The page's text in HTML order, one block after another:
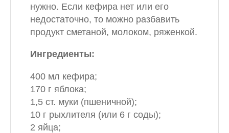
нужно. Если кефира нет или его
недостаточно, то можно разбавить
продукт сметаной, молоком, ряженкой.
Ингредиенты:
400 мл кефира;
170 г яблока;
1,5 ст. муки (пшеничной);
10 г рыхлителя (или 6 г соды);
2 яйца;